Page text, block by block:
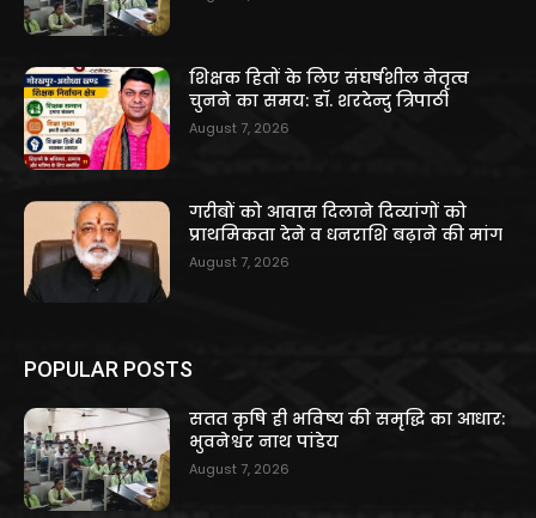
शिक्षक हितों के लिए संघर्षशील नेतृत्व
चुनने का समय: डॉ. शरदेन्दु त्रिपाठी
August 7, 2026
गरीबों को आवास दिलाने दिव्यांगों को
प्राथमिकता देने व धनराशि बढ़ाने की मांग
August 7, 2026
POPULAR POSTS
सतत कृषि ही भविष्य की समृद्धि का आधार:
भुवनेश्वर नाथ पांडेय
August 7, 2026